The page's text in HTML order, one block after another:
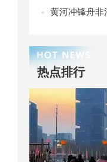
黄河冲锋舟非
热点排行